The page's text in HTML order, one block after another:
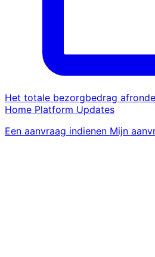
Het totale bezorgbedrag
Home Platform Updates
Een aanvraag indienen Mijn